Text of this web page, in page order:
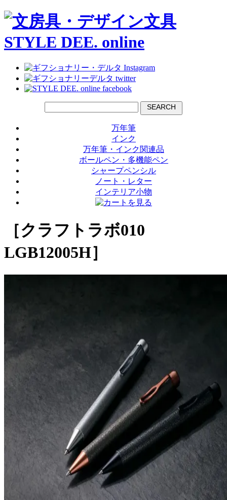
SEARCH
万年筆
インク
万年筆・インク関連品
ボールペン・多機能ペン
シャープペンシル
ノート・レター
インテリア小物
［クラフトラボ010
LGB12005H］